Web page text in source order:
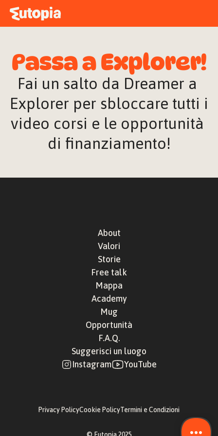
STORIE
FREE TALK
ACCEDI
Passa a Explorer!
Fai un salto da Dreamer a
Explorer per sbloccare tutti i
video corsi e le opportunità
di finanziamento!
About
Valori
Storie
Free talk
Mappa
Academy
Mug
Opportunità
F.A.Q.
Suggerisci un luogo
Instagram
YouTube
Privacy PolicyCookie PolicyTermini e Condizioni